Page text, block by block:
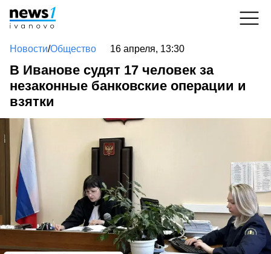
Новости/Общество 16 апреля, 13:30
В Иванове судят 17 человек за
незаконные банковские операции и
взятки